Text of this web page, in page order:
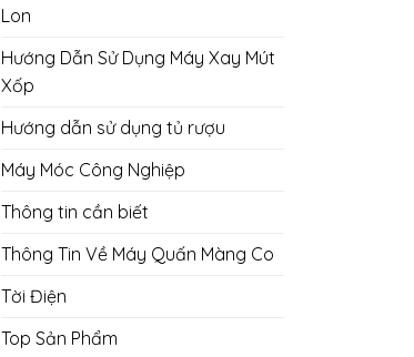
Lon
Hướng Dẫn Sử Dụng Máy Xay Mút
Xốp
Hướng dẫn sử dụng tủ rượu
Máy Móc Công Nghiệp
Thông tin cần biết
Thông Tin Về Máy Quấn Màng Co
Tời Điện
Top Sản Phẩm